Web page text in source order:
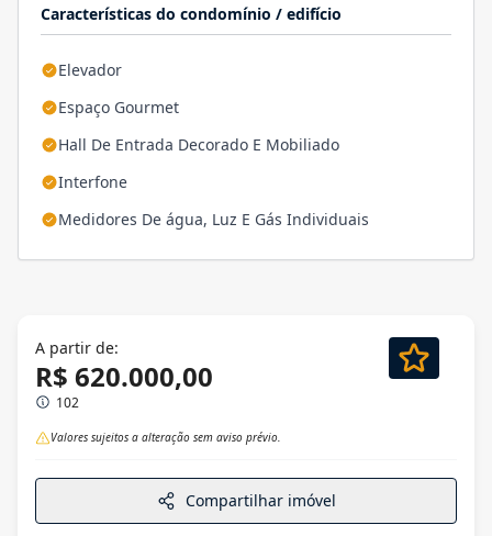
Características do condomínio / edifício
Elevador
Espaço Gourmet
Hall De Entrada Decorado E Mobiliado
Interfone
Medidores De água, Luz E Gás Individuais
A partir de:
R$ 620.000,00
102
Valores sujeitos a alteração sem aviso prévio.
Compartilhar imóvel